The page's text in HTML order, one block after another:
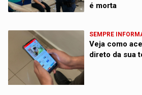
é morta
SEMPRE
Veja como
direto da sua